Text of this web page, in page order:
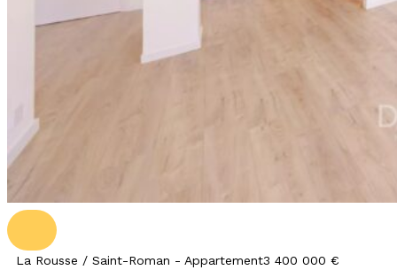
La Rousse / Saint-Roman - Appartement3 400 000 €